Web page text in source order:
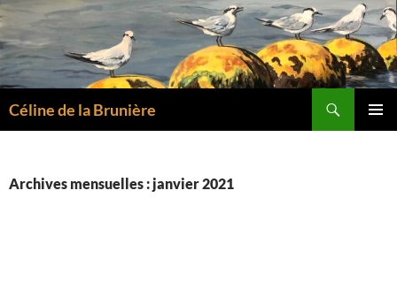
Aller
au
contenu
Céline de la Brunière
Archives mensuelles : janvier 2021